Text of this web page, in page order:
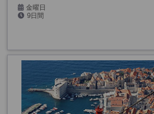
金曜日
4/24、5/1・15・29、6/12・26、9/4・18、10/2
9日間